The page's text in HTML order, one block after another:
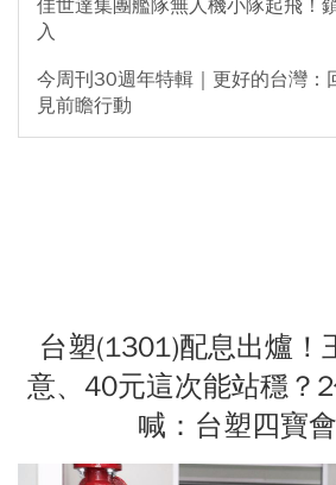
佳世達集團艦隊無人機小隊起飛！
入
今周刊30週年特輯｜更好的台灣：
見前瞻行動
台塑(1301)配息出爐！
意、40元這次能站穩？
喊：台塑四寶